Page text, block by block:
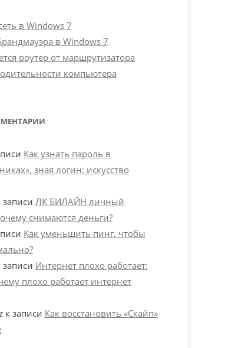
в Windows 7
в Windows 7
роутер от маршрутизатора
компьютера
Как узнать пароль в
зная логин: искусство
ЛК БИЛАЙН личный
снимаются деньги?
Как уменьшить пинг, чтобы
Интернет плохо работает:
плохо работает интернет
к записи Как восстановить «Скайп»